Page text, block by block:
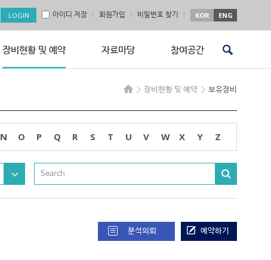
아이디 저장 회원가입 비밀번호 찾기 KOR ENG
장비현황 및 예약 자료마당 참여공간
장비현황 및 예약 보유장비
N O P Q R S T U V W X Y Z
분석의뢰 예약하기